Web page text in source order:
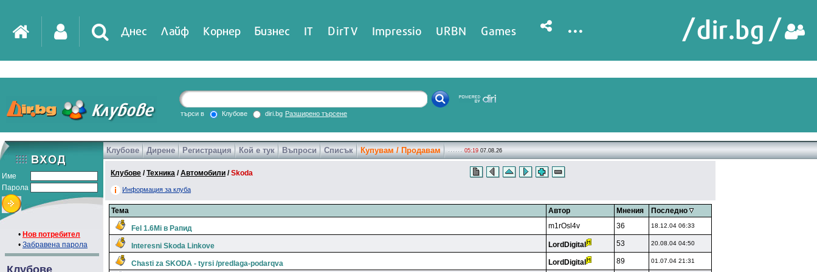
Днес Лайф Корнер Бизнес IT DirTV Impressio URBN Games ...
търси в Клубове diri.bg Разширено търсене
Име
Парола
• Нов потребител
• Забравена парола
Клубове
Клубове Дирене Регистрация Кой е тук Въпроси Списък Купувам / Продавам 05:19 07.08.26
Клубове /Техника /Автомобили /Skoda
Информация за клуба
Тема Автор Мнения Последно
Fel 1.6Mi в Рапид m1rOsl4v 36 18.12.04 06:33
Interesni Skoda Linkove LordDigital 53 20.08.04 04:50
Chasti za SKODA - tyrsi /predlaga-podarqva LordDigital 89 01.07.04 21:31